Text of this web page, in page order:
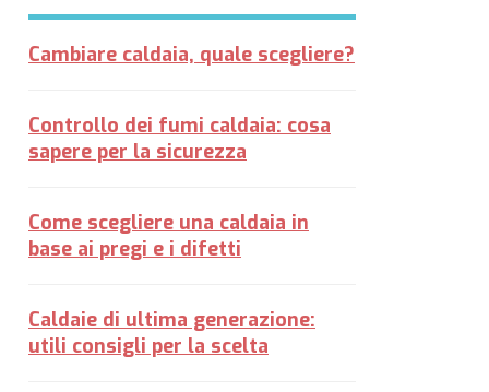
Cambiare caldaia, quale scegliere?
Controllo dei fumi caldaia: cosa
sapere per la sicurezza
Come scegliere una caldaia in
base ai pregi e i difetti
Caldaie di ultima generazione:
utili consigli per la scelta